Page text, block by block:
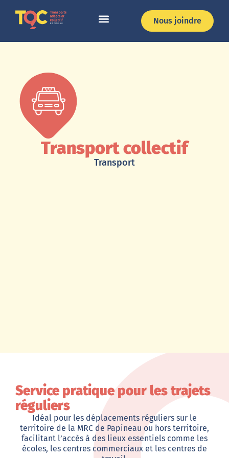
Nous joindre
Transport collectif
Transport
Service pratique pour les trajets
réguliers
Idéal pour les déplacements réguliers sur le
territoire de la MRC de Papineau ou hors territoire,
facilitant l’accès à des lieux essentiels comme les
écoles, les centres commerciaux et les centres de